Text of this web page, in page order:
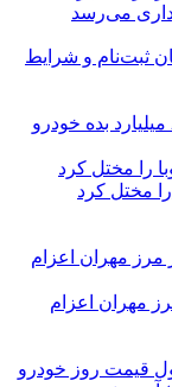
می‌رسد
ثبت‌نام و شرایط
کاسبی خارج‌نشین‌ها با سهمیه اقامت / ۸ میلیارد بده خودرو
مختل کرد
مهران اعزام
قیمت روز خودرو